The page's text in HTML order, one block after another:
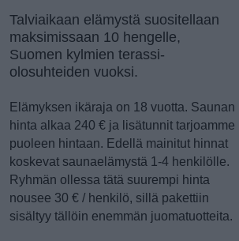
Talviaikaan elämystä suositellaan
maksimissaan 10 hengelle,
Suomen kylmien terassi-
olosuhteiden vuoksi.
Elämyksen ikäraja on 18 vuotta. Saunan
hinta alkaa 240 € ja lisätunnit tarjoamme
puoleen hintaan. Edellä mainitut hinnat
koskevat saunaelämystä 1-4 henkilölle.
Ryhmän ollessa tätä suurempi hinta
nousee 30 € / henkilö, sillä pakettiin
sisältyy tällöin enemmän juomatuotteita.